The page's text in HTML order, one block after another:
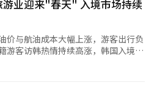
平逃税者名单，并进行了特别税务调
易是正常的，投资者主动要求购买
将在法律程序中证明清白。首尔警
，调查已接近尾声，案件将很快结
赫出国参加7月4日的美国独立日活
化界批评方时赫试图利用防弹少年
行。
游业迎来"春天" 入境市场持续
价与航油成本大幅上涨，游客出行负
游客访韩热情持续高涨，韩国入境旅